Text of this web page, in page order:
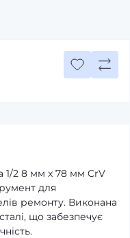
1/2 8 мм x 78 мм CrV
для
ремонту. Виконана
що забезпечує